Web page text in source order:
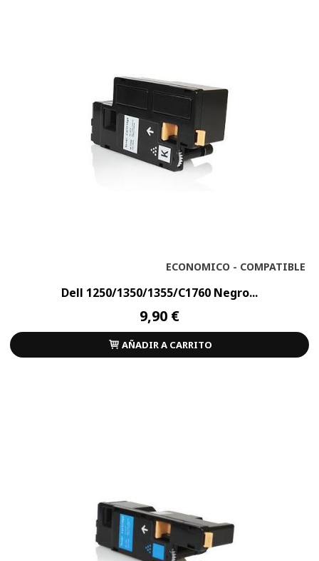
ECONOMICO - COMPATIBLE
Dell 1250/1350/1355/C1760 Negro...
9,90 €
AÑADIR A CARRITO